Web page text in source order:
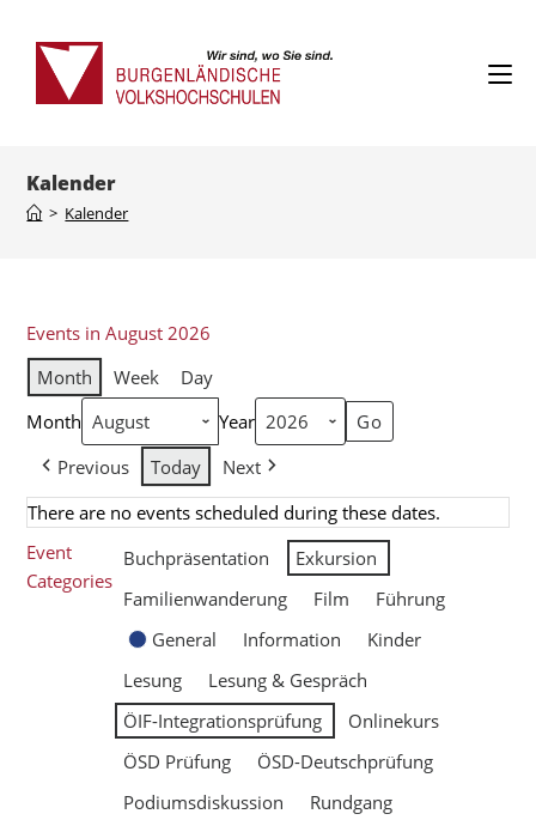
Kalender
> Kalender
Events in August 2026
Month
Week
Day
Month
Year
Previous
Today
Next
There are no events scheduled during these dates.
Event
Categories
Buchpräsentation
Exkursion
Familienwanderung
Film
Führung
General
Information
Kinder
Lesung
Lesung & Gespräch
ÖIF-Integrationsprüfung
Onlinekurs
ÖSD Prüfung
ÖSD-Deutschprüfung
Podiumsdiskussion
Rundgang